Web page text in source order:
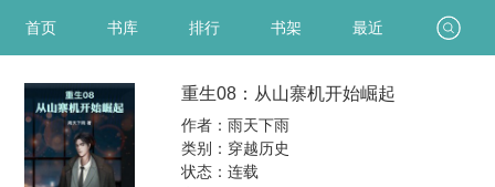
首页 书库 排行 书架 最近
重生08：从山寨机开始崛起
作者：雨天下雨
类别：穿越历史
状态：连载